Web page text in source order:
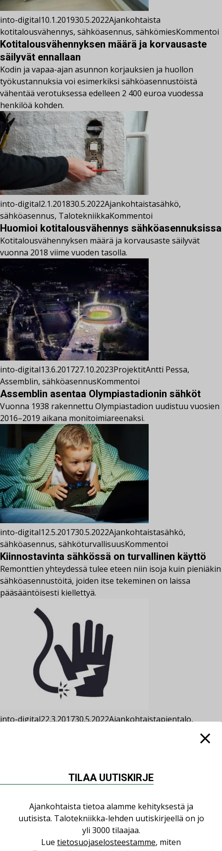
into-digital10.1.201930.5.2022Ajankohtaista
kotitalousvähennys, sähköasennus, sähkömiesKommentoi
Kotitalousvähennyksen määrä ja korvausaste
säilyvät ennallaan
Kodin ja vapaa-ajan asunnon korjauksien ja huollon
työkustannuksia voi esimerkiksi sähköasennustöistä
vähentää verotuksessa edelleen 2 400 euroa vuodessa
henkilöä kohden.
into-digital2.1.201830.5.2022Ajankohtaistasähkö,
sähköasennus, TalotekniikkaKommentoi
Huomioi kotitalousvähennys sähköasennuksissa
Kotitalousvähennyksen määrä ja korvausaste säilyvät
vuonna 2018 viime vuoden tasolla.
into-digital13.6.201727.10.2023ProjektitAntti Pessa,
Assemblin, sähköasennusKommentoi
Assemblin asentaa Olympiastadionin sähköt
Vuonna 1938 rakennettu Olympiastadion uudistuu vuosien
2016–2019 aikana monitoimiareenaksi.
into-digital12.5.201730.5.2022Ajankohtaistasähkö,
sähköasennus, sähköturvallisuusKommentoi
Kiinnostavinta sähkössä on turvallinen käyttö
Remonttien yhteydessä tulee eteen niin isoja kuin pieniäkin
sähköasennustöitä, joiden itse tekeminen on laissa
pääsääntöisesti kiellettyä.
into-digital22.3.201730.5.2022Ajankohtaistapientalo,
kun vastaava luku oli viisi vuotta sitten 87 prosenttia.
TILAA UUTISKIRJE
Ajankohtaista tietoa alamme kehityksestä ja
uutisista. Talotekniikka-lehden uutiskirjeellä on jo
yli 3000 tilaajaa.
Lue tietosuojaselosteestamme, miten